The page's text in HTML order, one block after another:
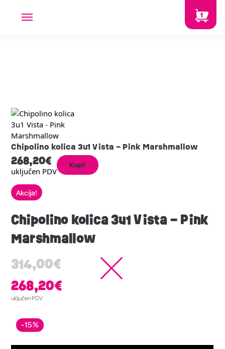
1
Chipolino kolica 3u1 Vista – Pink Marshmallow
268,20€
uključen PDV
Kupi!
Akcija!
Chipolino kolica 3u1 Vista – Pink
Marshmallow
314,00€
268,20€
uključen PDV
-15%